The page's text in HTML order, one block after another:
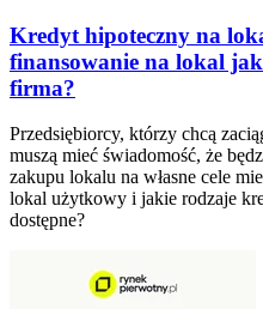
Kredyt hipoteczny na
finansowanie na lokal
firma?
Przedsiębiorcy, którzy chcą
muszą mieć świadomość, że
zakupu lokalu na własne cele
lokal użytkowy i jakie rodzaje
dostępne?